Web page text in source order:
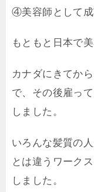
④美容師として成
もともと日本で
カナダにきてか
で、その後雇っ
しました。
いろんな髪質の
とは違うワーク
しました。